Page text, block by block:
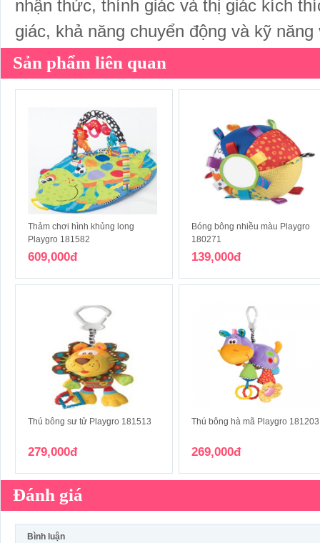
nhận thức, thính giác và thị giác kích
giác, khả năng chuyển động và kỹ năng
Sản phẩm liên quan
Thảm chơi hình khủng long
Playgro 181582
609,000đ
Bóng bông nhiều màu Playgro
180271
139,000đ
Thú bông sư tử Playgro 181513
279,000đ
Thú bông hà mã Playgro 181203
269,000đ
Đánh giá
Bình luận